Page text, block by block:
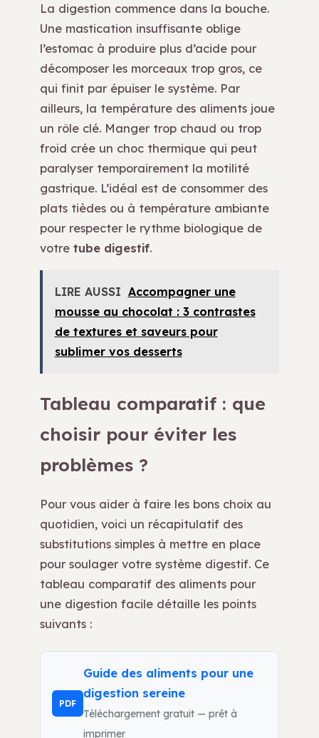
La digestion commence dans la bouche.
Une mastication insuffisante oblige
l’estomac à produire plus d’acide pour
décomposer les morceaux trop gros, ce
qui finit par épuiser le système. Par
ailleurs, la température des aliments joue
un rôle clé. Manger trop chaud ou trop
froid crée un choc thermique qui peut
paralyser temporairement la motilité
gastrique. L’idéal est de consommer des
plats tièdes ou à température ambiante
pour respecter le rythme biologique de
votre tube digestif.
LIRE AUSSI Accompagner une
mousse au chocolat : 3 contrastes
de textures et saveurs pour
sublimer vos desserts
Tableau comparatif : que
choisir pour éviter les
problèmes ?
Pour vous aider à faire les bons choix au
quotidien, voici un récapitulatif des
substitutions simples à mettre en place
pour soulager votre système digestif. Ce
tableau comparatif des aliments pour
une digestion facile détaille les points
suivants :
PDF
Guide des aliments pour une
digestion sereine
Téléchargement gratuit — prêt à
imprimer